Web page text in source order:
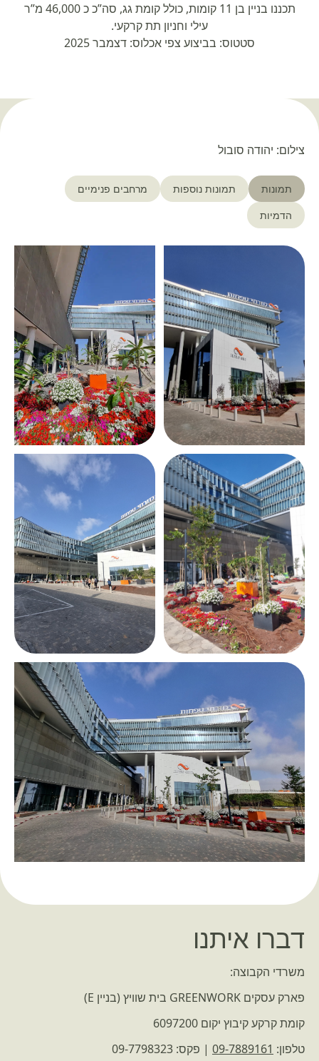
תכננו בניין בן 11 קומות, כולל קומת גג, סה”כ כ 46,000 מ”ר
עילי וחניון תת קרקעי.
סטטוס: בביצוע צפי אכלוס: דצמבר 2025
צילום: יהודה סובול
תמונות תמונות נוספות
מרחבים פנימיים
הדמיות
דברו איתנו
משרדי הקבוצה:
פארק עסקים GREENWORK בית שוויץ (בניין E)
קומת קרקע קיבוץ יקום 6097200
טלפון: 09-7889161 | פקס: 09-7798323